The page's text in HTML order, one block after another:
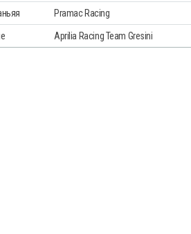
Pramac Racing
Aprilia Racing Team Gresini